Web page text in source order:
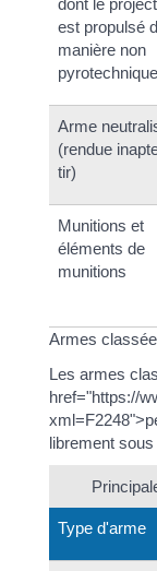
dont le
est propulsé
manière non
pyrotechnique
Arme
(rendue
tir)
Munitions et
éléments de
munitions
Armes
Les armes
href="https://
librement
Type d'arme